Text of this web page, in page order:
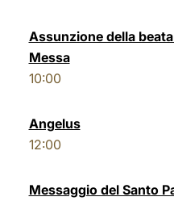
Assunzione della
Messa
10:00
Angelus
12:00
Messaggio del Santo